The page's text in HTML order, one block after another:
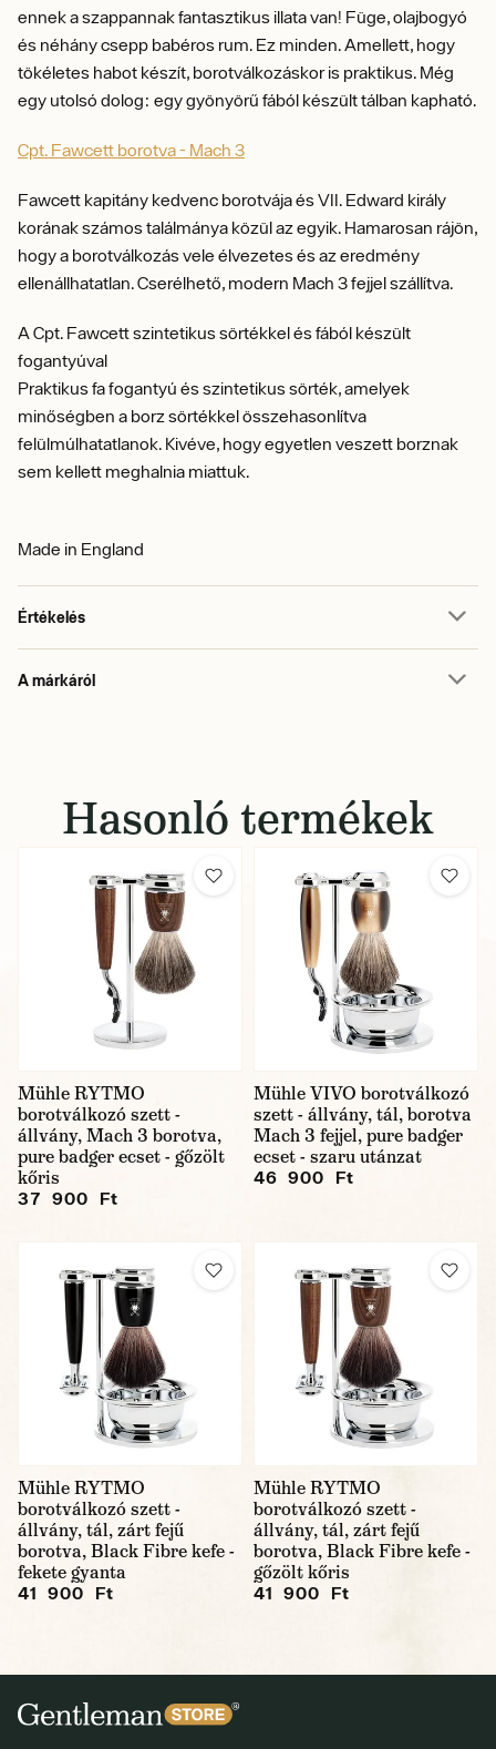
ennek a szappannak fantasztikus illata van! Füge, olajbogyó
és néhány csepp babéros rum. Ez minden. Amellett, hogy
tökéletes habot készít, borotválkozáskor is praktikus. Még
egy utolsó dolog: egy gyönyörű fából készült tálban kapható.
Cpt. Fawcett borotva - Mach 3
Fawcett kapitány kedvenc borotvája és VII. Edward király
korának számos találmánya közül az egyik. Hamarosan rájön,
hogy a borotválkozás vele élvezetes és az eredmény
ellenállhatatlan. Cserélhető, modern Mach 3 fejjel szállítva.
A Cpt. Fawcett szintetikus sörtékkel és fából készült
fogantyúval
Praktikus fa fogantyú és szintetikus sörték, amelyek
minőségben a borz sörtékkel összehasonlítva
felülmúlhatatlanok. Kivéve, hogy egyetlen veszett borznak
sem kellett meghalnia miattuk.
Made in England
Értékelés
A márkáról
Hasonló termékek
Mühle RYTMO
borotválkozó szett -
állvány, Mach 3 borotva,
pure badger ecset - gőzölt
kőris
37 900 Ft
Mühle VIVO borotválkozó
szett - állvány, tál, borotva
Mach 3 fejjel, pure badger
ecset - szaru utánzat
46 900 Ft
Mühle RYTMO
borotválkozó szett -
állvány, tál, zárt fejű
borotva, Black Fibre kefe -
fekete gyanta
41 900 Ft
Mühle RYTMO
borotválkozó szett -
állvány, tál, zárt fejű
borotva, Black Fibre kefe -
gőzölt kőris
41 900 Ft